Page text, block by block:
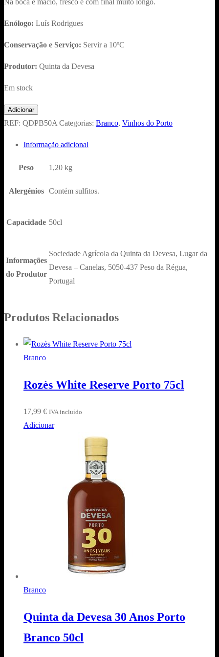
Na boca é macio, fresco e com final muito longo.
Enólogo: Luís Rodrigues
Conservação e Serviço: Servir a 10ºC
Produtor: Quinta da Devesa
Em stock
Quantidade
de
Devesa
Branco
Anos
Adicionar
REF: QDPB50A Categorias: Branco, Vinhos do Porto
Informação adicional
Peso 1,20 kg
Alergénios Contém sulfitos.
Capacidade 50cl
Informações
do Produtor
Sociedade Agrícola da Quinta da Devesa, Lugar da
Devesa – Canelas, 5050-437 Peso da Régua,
Portugal
Produtos Relacionados
Branco
Rozès White Reserve Porto 75cl
17,99 € IVA incluído
Adicionar
Branco
Quinta da Devesa 30 Anos Porto
Branco 50cl